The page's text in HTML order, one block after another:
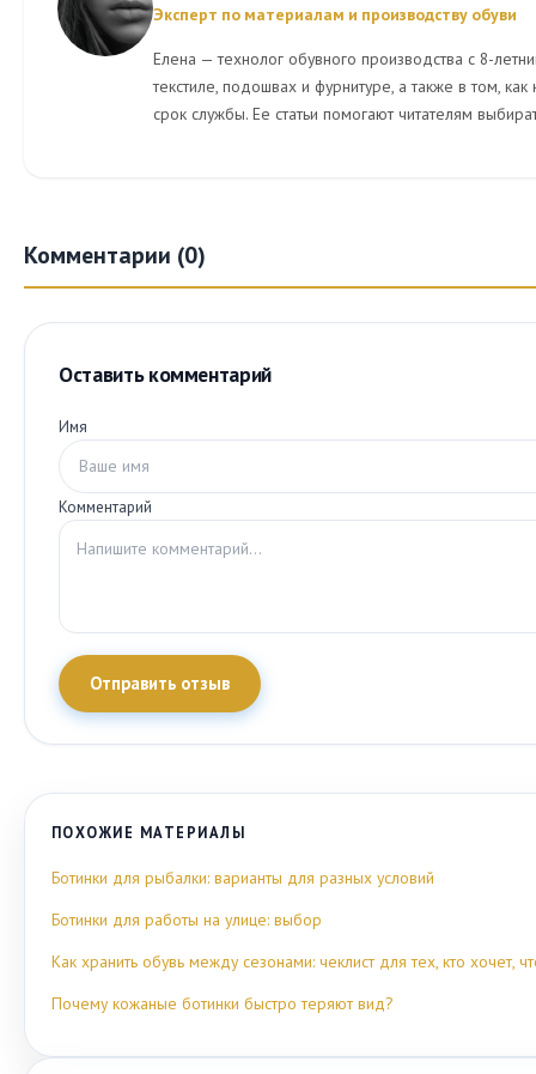
Эксперт по материалам и производству обуви
Елена — технолог обувного производства с 8-
текстиле, подошвах и фурнитуре, а также в том,
срок службы. Ее статьи помогают читателям
Комментарии (0)
Оставить комментарий
Имя
Комментарий
Отправить отзыв
ПОХОЖИЕ МАТЕРИАЛЫ
Ботинки для рыбалки: варианты для разных условий
Ботинки для работы на улице: выбор
Как хранить обувь между сезонами: чеклист для тех, кто хочет,
Почему кожаные ботинки быстро теряют вид?